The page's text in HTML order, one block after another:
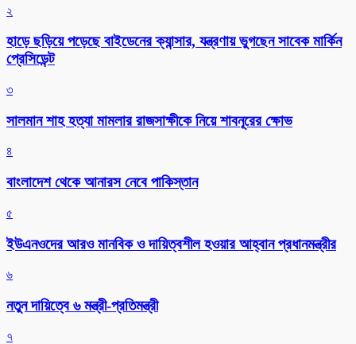
২
হাড়ে ছড়িয়ে পড়েছে বাইডেনের ক্যান্সার, যন্ত্রণায় ভুগছেন সাবেক মার্কিন
প্রেসিডেন্ট
৩
সালমান শাহ হত্যা মামলার রাজসাক্ষীকে নিয়ে শাবনূরের ক্ষোভ
৪
বাংলাদেশ থেকে আনারস নেবে পাকিস্তান
৫
ইউএনওদের আরও মানবিক ও দায়িত্বশীল হওয়ার আহ্বান প্রধানমন্ত্রীর
৬
নতুন দায়িত্বে ৬ মন্ত্রী-প্রতিমন্ত্রী
৭